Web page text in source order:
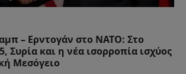
– Ερντογάν στο ΝΑΤΟ: Στο
Συρία και η νέα ισορροπία ισχύος
Μεσόγειο